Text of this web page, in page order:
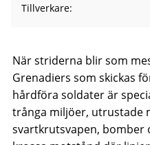
Tillverkare
När striderna blir som
Grenadiers som skickas
hårdföra soldater är
trånga miljöer, utrustade
svartkrutsvapen, bomber